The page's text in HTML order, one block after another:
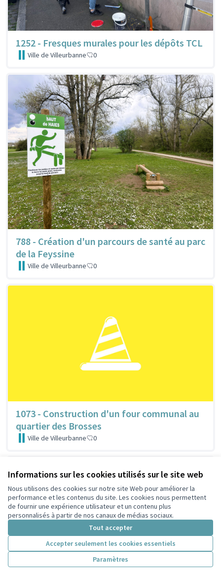
Informations sur les cookies utilisés sur le site web
Nous utilisons des cookies sur notre site Web pour améliorer la
performance et les contenus du site. Les cookies nous permettent
de fournir une expérience utilisateur et un contenu plus
personnalisés à partir de nos canaux de médias sociaux.
Tout accepter
Accepter seulement les cookies essentiels
Paramètres
1252 - Fresques murales pour les dépôts TCL
Ville de Villeurbanne 0
788 - Création d'un parcours de santé au parc
de la Feyssine
Ville de Villeurbanne 0
1073 - Construction d'un four communal au
quartier des Brosses
Ville de Villeurbanne 0